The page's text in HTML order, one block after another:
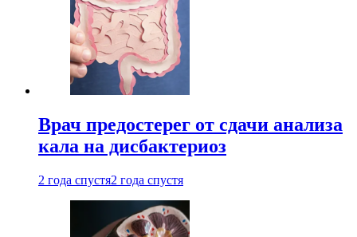
Врач предостерег от сдачи анализа
кала на дисбактериоз
2 года спустя2 года спустя